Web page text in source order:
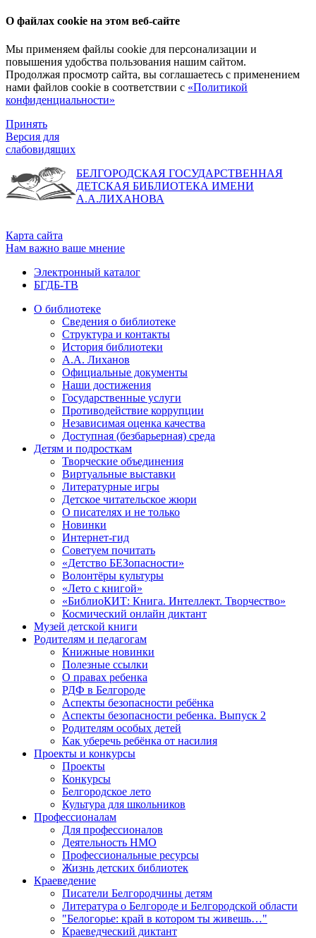
О файлах cookie на этом веб-сайте
Мы применяем файлы cookie для персонализации и
повышения удобства пользования нашим сайтом.
Продолжая просмотр сайта, вы соглашаетесь с применением
нами файлов cookie в соответствии с «Политикой
конфиденциальности»
Принять
Версия для
слабовидящих
БЕЛГОРОДСКАЯ ГОСУДАРСТВЕННАЯ
ДЕТСКАЯ БИБЛИОТЕКА ИМЕНИ
А.А.ЛИХАНОВА
Карта сайта
Нам важно ваше мнение
Электронный каталог
БГДБ-ТВ
О библиотеке
Сведения о библиотеке
Структура и контакты
История библиотеки
А.А. Лиханов
Официальные документы
Наши достижения
Государственные услуги
Противодействие коррупции
Независимая оценка качества
Доступная (безбарьерная) среда
Детям и подросткам
Творческие объединения
Виртуальные выставки
Литературные игры
Детское читательское жюри
О писателях и не только
Новинки
Интернет-гид
Советуем почитать
«Детство БЕЗопасности»
Волонтёры культуры
«Лето с книгой»
«БиблиоКИТ: Книга. Интеллект. Творчество»
Космический онлайн диктант
Музей детской книги
Родителям и педагогам
Книжные новинки
Полезные ссылки
О правах ребенка
РДФ в Белгороде
Аспекты безопасности ребёнка
Аспекты безопасности ребенка. Выпуск 2
Родителям особых детей
Как уберечь ребёнка от насилия
Проекты и конкурсы
Проекты
Конкурсы
Белгородское лето
Культура для школьников
Профессионалам
Для профессионалов
Деятельность НМО
Профессиональные ресурсы
Жизнь детских библиотек
Краеведение
Писатели Белгородчины детям
Литература о Белгороде и Белгородской области
"Белогорье: край в котором ты живешь…"
Краеведческий диктант